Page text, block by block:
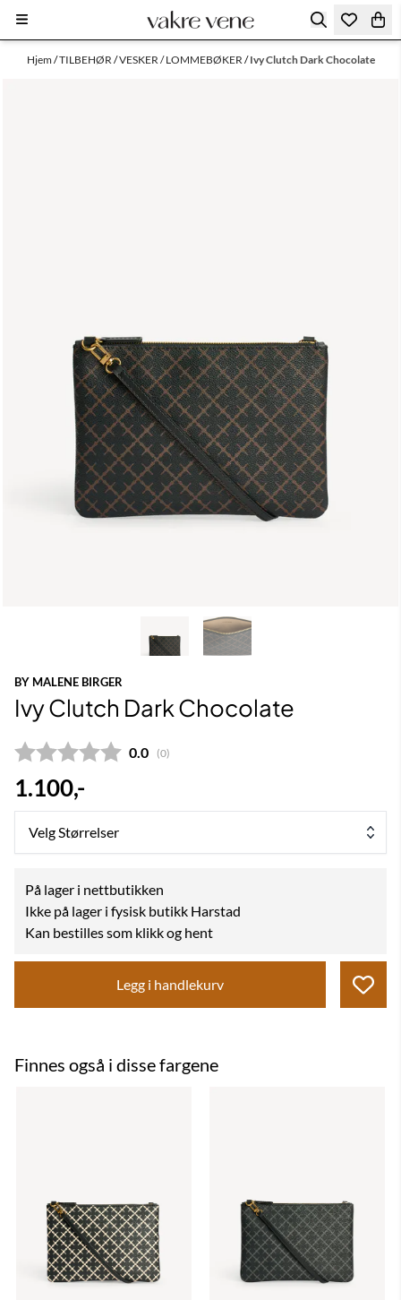
Hopp til innhold
Hjem/TILBEHØR /VESKER / LOMMEBØKER /Ivy Clutch Dark Chocolate
BY MALENE BIRGER
Ivy Clutch Dark Chocolate
Gjennomsnittskarakter:
0.0 (stemmer:
0)
1.100,-
Velg Størrelser
På lager i nettbutikken
Ikke på lager i fysisk butikk Harstad
Kan bestilles som klikk og hent
Legg i handlekurv
Finnes også i disse fargene